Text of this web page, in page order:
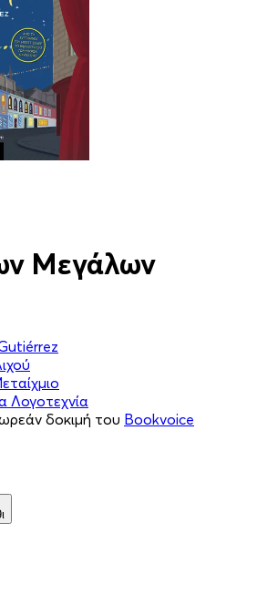
Μεγάλων
Λογοτεχνία
δοκιμή του Bookvoice